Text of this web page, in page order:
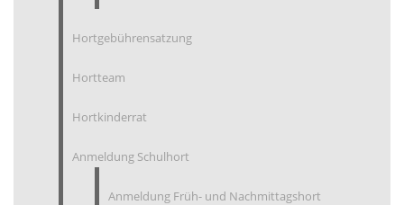
Hortgebührensatzung
Hortteam
Hortkinderrat
Anmeldung Schulhort
Anmeldung Früh- und Nachmittagshort